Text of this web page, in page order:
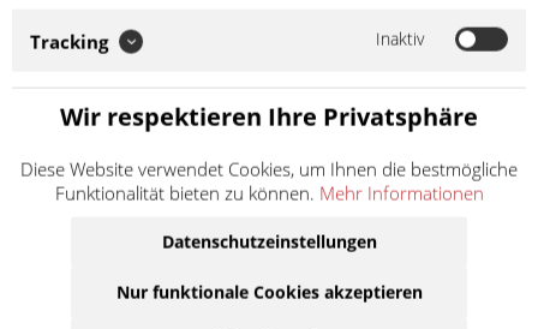
hauptsächlich für hochqualitative Ersatz- und Verschleißteile für
Vespa Roller und Piaggio APE...
5,50 € *
Inhalt:1
inkl. MwSt.zzgl. Versandkosten
Lieferzeit ca. 1 Werktag
In denWarenkorb
Tracking Inaktiv
Wir respektieren Ihre Privatsphäre
Diese Website verwendet Cookies, um Ihnen die bestmögliche
Funktionalität bieten zu können. Mehr Informationen
Datenschutzeinstellungen
Nur funktionale Cookies akzeptieren